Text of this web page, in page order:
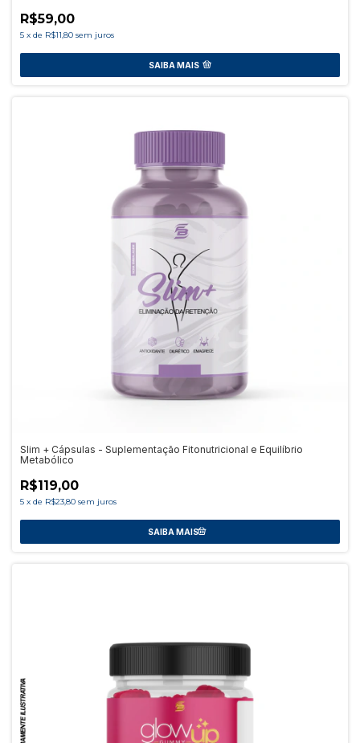
R$59,00
5 x de R$11,80 sem juros
SAIBA MAIS
Slim + Cápsulas - Suplementação Fitonutricional e Equilíbrio
Metabólico
R$119,00
5 x de R$23,80 sem juros